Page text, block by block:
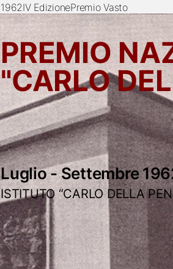
1962IV EdizionePremio Vasto
PREMIO
"CARLO
Luglio - Settembre
ISTITUTO “CARLO DELLA